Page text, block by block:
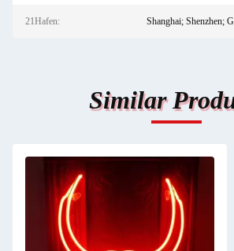
21Hafen: Shanghai; Shenzhen;
Similar